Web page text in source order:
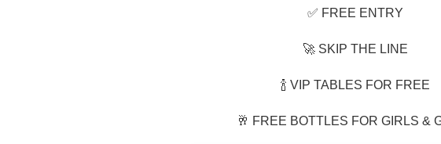
✅ FREE ENTRY
🚀 SKIP THE LINE
🍾 VIP TABLES FOR FREE
🥂 FREE BOTTLES FOR GIRLS &